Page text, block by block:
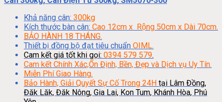
Khả năng cân: 300kg
Kích thước bàn cân: Cao 12cm x Rộng 50cm x Dài 70cm.
BẢO HÀNH 18 THÁNG.
Thiết bị đồng bộ đạt tiêu chuẩn OIML.
Cam kết giá tốt khi gọi: 0394 579 579.
Cam kết Chính Xác,Ổn Định, Bền, Đẹp và Dịch vụ Uy Tín.
Miễn Phí Giao Hàng.
Bảo Hành, Giải Quyết Sự Cố Trong 24H tại Lâm Đồng,
Đăk Lăk, Đăk Nông, Gia Lai, Kon Tum, Khánh Hòa, Phú